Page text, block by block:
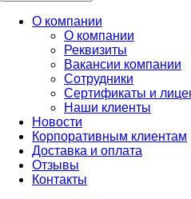
О компании
О компании
Реквизиты
Вакансии компании
Сотрудники
Сертификаты и
Наши клиенты
Новости
Корпоративным клиентам
Доставка и оплата
Отзывы
Контакты